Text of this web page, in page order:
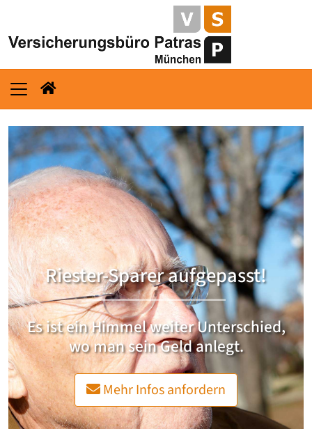
Riester-Sparer aufgepasst!
Es ist ein Himmel weiter Unterschied,
wo man sein Geld anlegt.
Mehr Infos anfordern